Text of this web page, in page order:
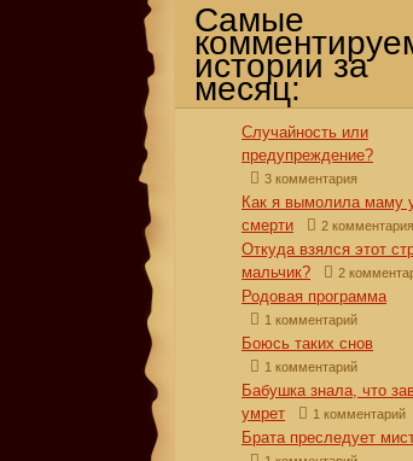
Самые
истории за
месяц:
Случайность или
предупреждение?
3 комментария
Как я вымолила маму
смерти
2 комментария
Откуда взялся этот
мальчик?
2
Родовая программа
1 комментарий
Боюсь таких снов
1 комментарий
Бабушка знала, что
умрет
1 комментарий
Брата преследует